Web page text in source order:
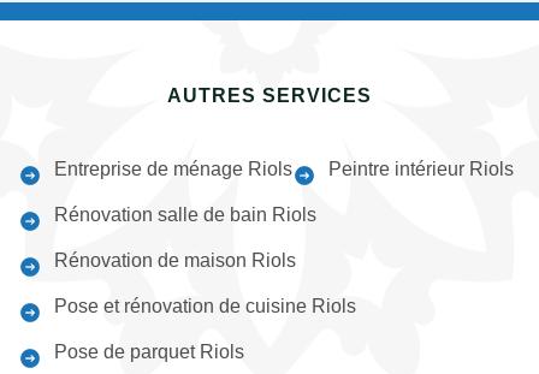
AUTRES SERVICES
Entreprise de ménage Riols Peintre intérieur Riols
Rénovation salle de bain Riols
Rénovation de maison Riols
Pose et rénovation de cuisine Riols
Pose de parquet Riols